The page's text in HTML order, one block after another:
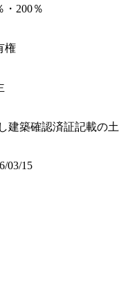
・200％
権
建築確認済証記載の
03/15